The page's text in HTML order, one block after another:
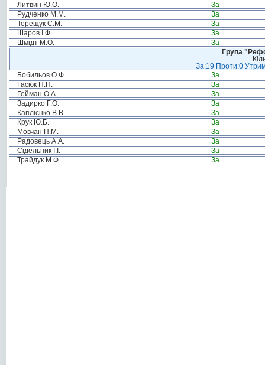
Литвин Ю.О.
За
Рудченко М.М.
За
Терещук С.М.
За
Шаров І.Ф.
За
Шмідт М.О.
За
Група
За:19 Проти:0
Бобильов О.Ф.
За
Гасюк П.П.
За
Гейман О.А.
За
Задирко Г.О.
За
Каплієнко В.В.
За
Крук Ю.Б.
За
Мовчан П.М.
За
Радовець А.А.
За
Сідельник І.І.
За
Трайдук М.Ф.
За